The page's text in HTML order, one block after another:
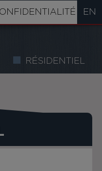
EN
RÉSIDENTIEL